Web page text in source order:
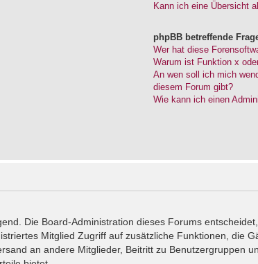
Kann ich eine Übersicht
phpBB betreffende
Wer hat diese
Warum ist Funktion x
An wen soll ich mich
diesem Forum gibt?
Wie kann ich einen
Die Board-Administration dieses Forums
Mitglied Zugriff auf zusätzliche Funktionen, die
an andere Mitglieder, Beitritt zu Benutzergruppen